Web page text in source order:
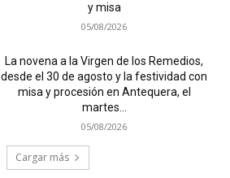
y misa
05/08/2026
La novena a la Virgen de los Remedios,
desde el 30 de agosto y la festividad con
misa y procesión en Antequera, el
martes...
05/08/2026
Cargar más